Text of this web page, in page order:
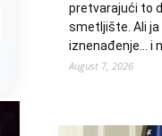
pretvarajući to
smetljište. Ali ja
iznenađenje… i
August 7, 2026